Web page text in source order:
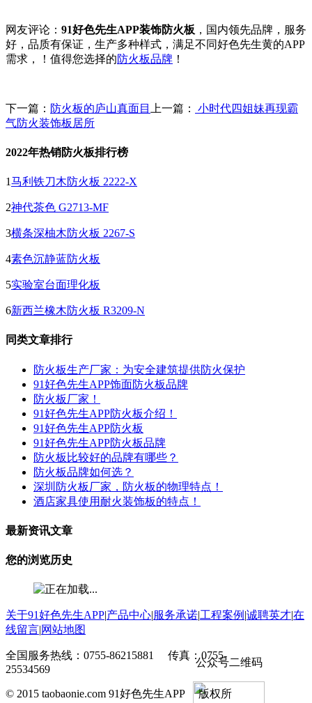
网友评论： 91好色先生APP装饰防火板 ，国内领先品牌，服务
好，品质有保证，生产多种样式，满足不同好色先生黄的APP
需求，！值得您选择的防火板品牌 ！
下一篇： 防火板的庐山真面目 上一篇：
小时代四姐妹再现霸
气防火装饰板居所
2022年热销防火板排行榜
1马利铁刀木防火板 2222-X
2神代茶色 G2713-MF
3横条深柚木防火板 2267-S
4素色沉静蓝防火板
5实验室台面理化板
6新西兰橡木防火板 R3209-N
同类文章排行
防火板生产厂家：为安全建筑提供防火保护
91好色先生APP饰面防火板品牌
防火板厂家！
91好色先生APP防火板介绍！
91好色先生APP防火板
91好色先生APP防火板品牌
防火板比较好的品牌有哪些？
防火板品牌如何选？
深圳防火板厂家，防火板的物理特点！
酒店家具使用耐火装饰板的特点！
最新资讯文章
您的浏览历史
关于91好色先生APP 产品中心 服务承诺工程案例 诚聘英才在
线留言 网站地图
公众号二维码
全国服务热线：0755-86215881 传真：0755-
25534569
© 2015 taobaonie.com 91好色先生APP 版权所